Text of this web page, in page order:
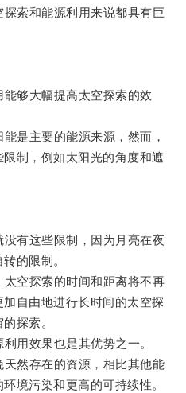
索和能源利用来说都具有巨
够大幅提高太空探索的效
主要的能源来源，然而，
制，例如太阳光的角度和遮
有这些限制，因为月亮在夜
的限制。
空探索的时间和距离将不再
自由地进行长时间的太空探
探索。
效果也是其优势之一。
然存在的资源，相比其他能
境污染和更高的可持续性。